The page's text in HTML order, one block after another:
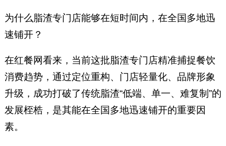
为什么脂渣专门店能够在短时间内，在全国多地迅
速铺开？
在红餐网看来，当前这批脂渣专门店精准捕捉餐饮
消费趋势，通过定位重构、门店轻量化、品牌形象
升级，成功打破了传统脂渣“低端、单一、难复制”的
发展桎梏，是其能在全国多地迅速铺开的重要因
素。